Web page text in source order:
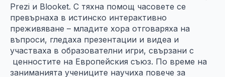
Prezi и Blooket. С тяхна помощ часовете се
превърнаха в истинско интерактивно
преживяване – младите хора отговаряха на
въпроси, гледаха презентации и видеа и
участваха в образователни игри, свързани с
ценностите на Европейския съюз. По време на
заниманията учениците научиха повече за